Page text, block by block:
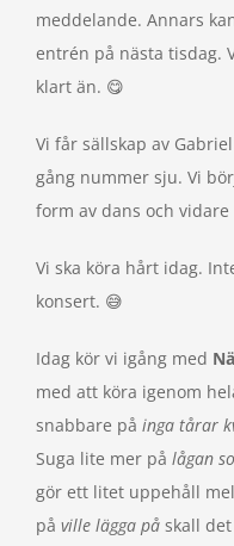
meddelande. Annars
entrén på nästa tisdag.
klart än. 😋
Vi får sällskap av
gång nummer sju. Vi
form av dans och
Vi ska köra hårt idag.
konsert. 😅
Idag kör vi igång med
med att köra igenom
snabbare på inga tårar
Suga lite mer på lågan
gör ett litet uppehåll
på ville lägga på skall